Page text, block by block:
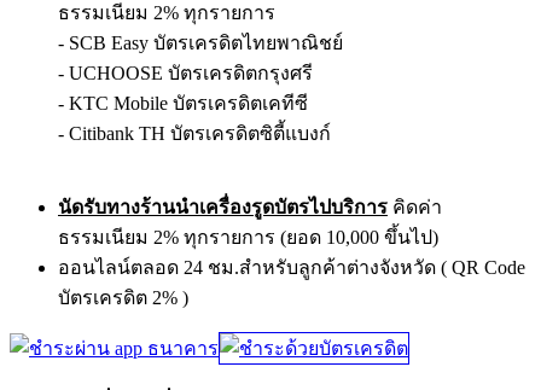
ธรรมเนียม 2% ทุกรายการ
- SCB Easy บัตรเครดิตไทยพาณิชย์
- UCHOOSE บัตรเครดิตกรุงศรี
- KTC Mobile บัตรเครดิตเคทีซี
- Citibank TH บัตรเครดิตซิตี้แบงก์
นัดรับทางร้านนำเครื่องรูดบัตรไปบริการ คิดค่า
ธรรมเนียม 2% ทุกรายการ (ยอด 10,000 ขึ้นไป)
ออนไลน์ตลอด 24 ชม.สำหรับลูกค้าต่างจังหวัด ( QR Code
บัตรเครดิต 2% )